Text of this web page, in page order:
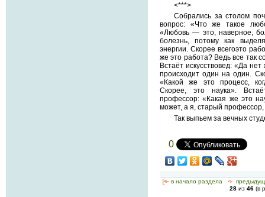
<***>
Собрались за столом
вопрос: «Что же такое
«Любовь — это, наверное,
болезнь, потому как
энергии. Скорее всегоэто
же это работа? Ведь все так
Встаёт искусствовед: «Да
происходит один на один.
«Какой же это процесс,
Скорее, это наука».
профессор: «Какая же это
может, а я, старый профессор,
Так выпьем за вечных
0
[<— в начало раздела <-
28из 46(в